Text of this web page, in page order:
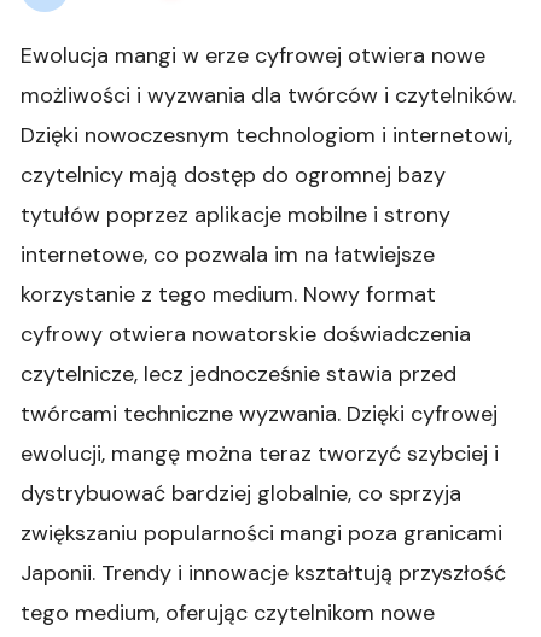
Ewolucja mangi w erze cyfrowej otwiera nowe
możliwości i wyzwania dla twórców i czytelników.
Dzięki nowoczesnym technologiom i internetowi,
czytelnicy mają dostęp do ogromnej bazy
tytułów poprzez aplikacje mobilne i strony
internetowe, co pozwala im na łatwiejsze
korzystanie z tego medium. Nowy format
cyfrowy otwiera nowatorskie doświadczenia
czytelnicze, lecz jednocześnie stawia przed
twórcami techniczne wyzwania. Dzięki cyfrowej
ewolucji, mangę można teraz tworzyć szybciej i
dystrybuować bardziej globalnie, co sprzyja
zwiększaniu popularności mangi poza granicami
Japonii. Trendy i innowacje kształtują przyszłość
tego medium, oferując czytelnikom nowe